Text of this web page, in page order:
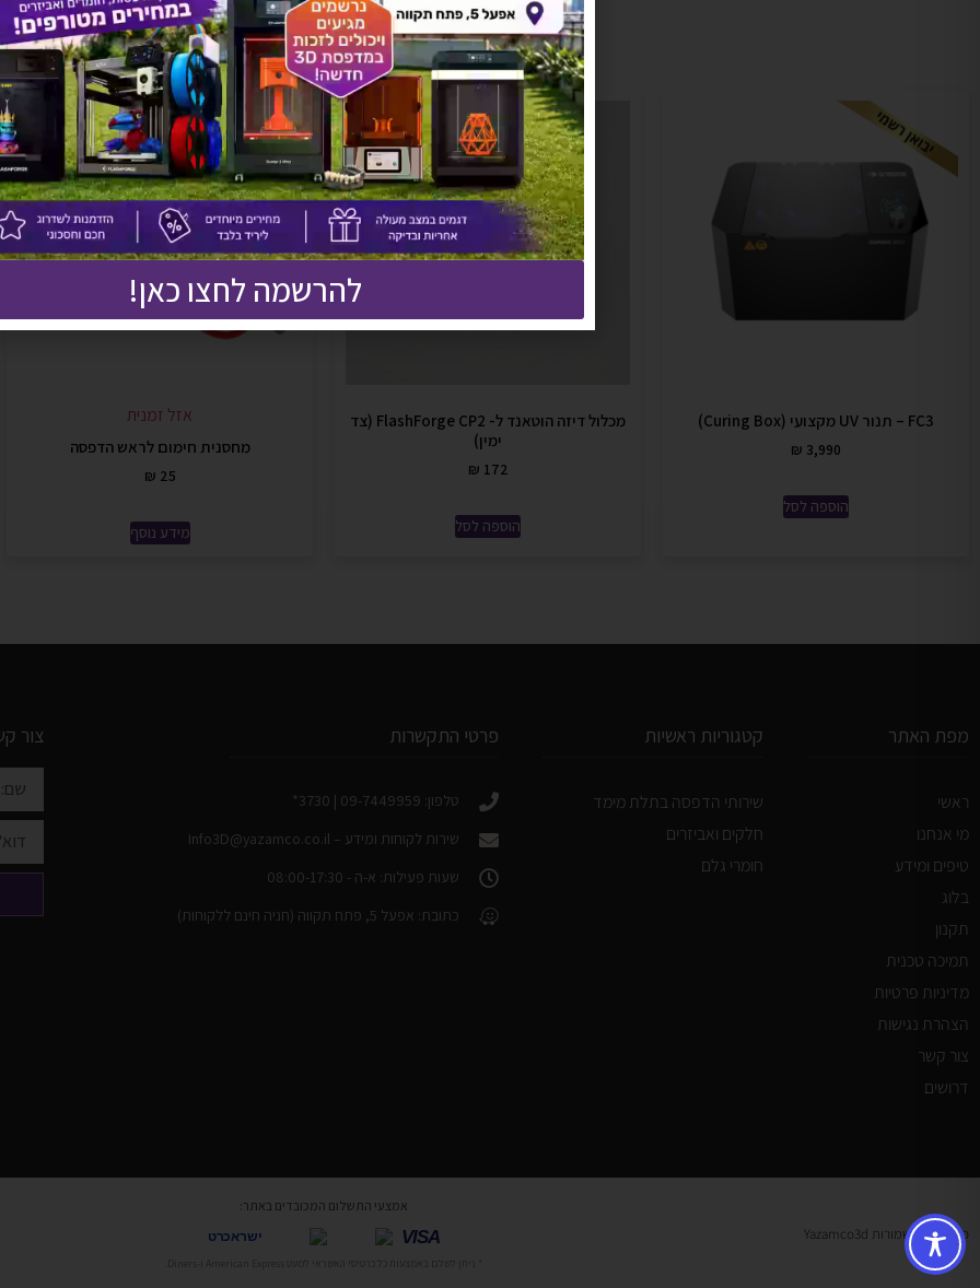
אולי יעניין אותך גם
FC3 – תנור UV מקצועי (Curing Box)
₪ 3,990
הוספה לסל
מכלול דיזה הוטאנד ל- FlashForge CP2 (צד
ימין)
₪ 172
הוספה לסל
אזל זמנית
מחסנית חימום לראש הדפסה
₪ 25
מידע נוסף
מפת האתר
ראשי
מי אנחנו
טיפים ומידע
בלוג
תקנון
תמיכה טכנית
מדיניות פרטיות
הצהרת נגישות
צור קשר
דרושים
קטגוריות ראשיות
שירותי הדפסה בתלת מימד
חלקים ואביזרים
חומרי גלם
פרטי התקשרות
טלפון: 09-7449959 | 3730*
שירות לקוחות ומידע – Info3D@yazamco.co.il
שעות פעילות: א-ה - 08:00-17:30
כתובת: אפעל 5, פתח תקווה (חניה חינם ללקוחות)
צור
כל הזכויות שמורות Yazamco3d
אמצעי התשלום המכובדים באתר:
VISA ישראכרט
* ניתן לשלם באמצעות כל כרטיסי האשראי למעט American Express ו-Diners.
להרשמה לחצו כאן!